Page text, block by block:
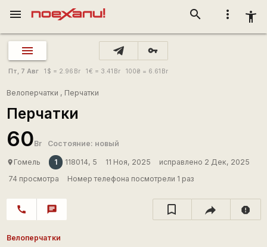
more_vert accessibility_new
search
menu
vpn_key
Пт, 7 Авг 1 $ = 2.96 Br 1€ = 3.41 Br 100₴ = 6.61 Br
Велоперчатки , Перчатки
Перчатки
60Br Состояние: новый
place Гомель 1 118014, 5 11 Ноя, 2025
исправлено 2 Дек, 2025
74 просмотра
Номер телефона посмотрели 1 раз
call chat report
Велоперчатки